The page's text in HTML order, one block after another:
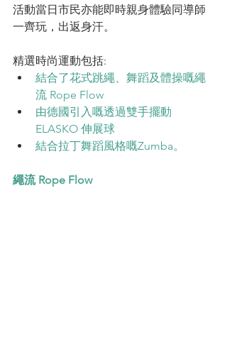
活動當日市民亦能即時親身體驗同導師
一齊玩，出返身汗。
精選時尚運動包括:
結合了花式跳繩、舞蹈及體操嘅繩
流 Rope Flow
由德國引入嘅透過雙手擺動
ELASKO 伸展球
結合拉丁舞蹈風格嘅Zumba。
繩流 Rope Flow